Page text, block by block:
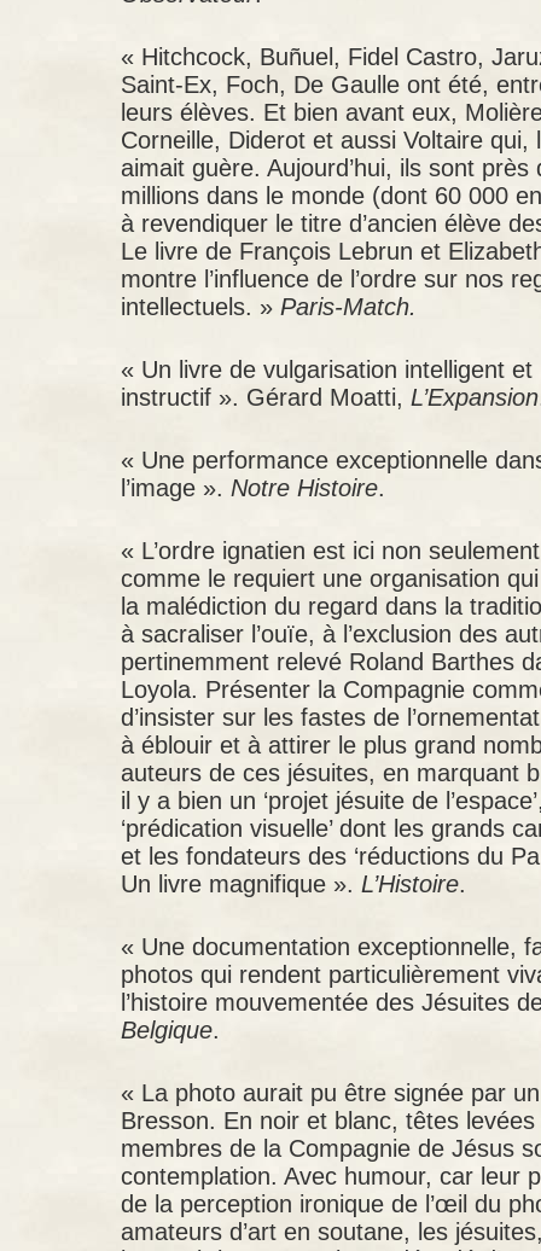
« Hitchcock, Buñuel, Fidel Castro,
Saint-Ex, Foch, De Gaulle ont été,
leurs élèves. Et bien avant eux,
Corneille, Diderot et aussi Voltaire qui,
aimait guère. Aujourd’hui, ils sont près
millions dans le monde (dont 60 000
à revendiquer le titre d’ancien élève
Le livre de François Lebrun et
montre l’influence de l’ordre sur nos
intellectuels. » Paris-Match.
« Un livre de vulgarisation intelligent et
instructif ». Gérard Moatti, L’Expansion
« Une performance exceptionnelle
l’image ». Notre Histoire.
« L’ordre ignatien est ici non
comme le requiert une organisation
la malédiction du regard dans la
à sacraliser l’ouïe, à l’exclusion des
pertinemment relevé Roland Barthes
Loyola. Présenter la Compagnie
d’insister sur les fastes de
à éblouir et à attirer le plus grand
auteurs de ces jésuites, en marquant
il y a bien un ‘projet jésuite de
‘prédication visuelle’ dont les grands
et les fondateurs des ‘réductions du
Un livre magnifique ». L’Histoire.
« Une documentation exceptionnelle,
photos qui rendent particulièrement
l’histoire mouvementée des Jésuites
Belgique.
« La photo aurait pu être signée par
Bresson. En noir et blanc, têtes
membres de la Compagnie de Jésus
contemplation. Avec humour, car leur
de la perception ironique de l’œil du
amateurs d’art en soutane, les